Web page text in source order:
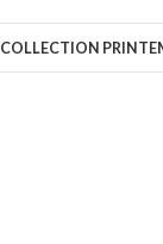
COLLECTION